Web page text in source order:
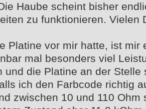
Haube scheint bisher
zu funktionieren. Vielen
Platine vor mir hatte, ist mir
mal besonders viel
und die Platine an der
ich den Farbcode richtig
zwischen 10 und 110 Ohm